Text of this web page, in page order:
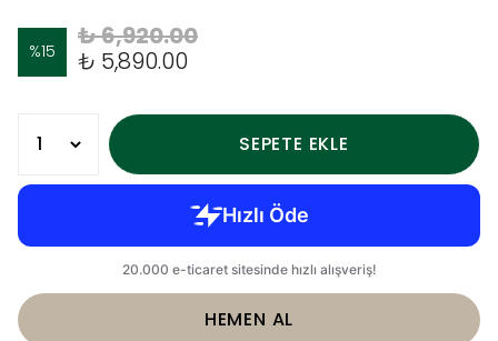
%15
₺ 6,920.00
₺ 5,890.00
SEPETE EKLE
HEMEN AL